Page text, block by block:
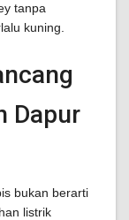
tanpa
kuning.
Dapur
bukan berarti
listrik